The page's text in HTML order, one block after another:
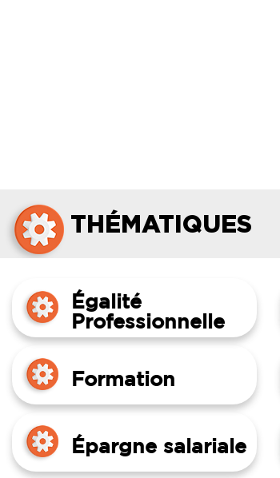
THÉMATIQUES
Égalité
Professionnelle
Formation
Épargne salariale